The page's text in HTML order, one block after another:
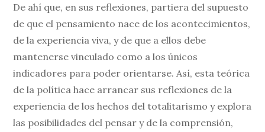
De ahí que, en sus reflexiones, partiera del supuesto
de que el pensamiento nace de los acontecimientos,
de la experiencia viva, y de que a ellos debe
mantenerse vinculado como a los únicos
indicadores para poder orientarse. Así, esta teórica
de la política hace arrancar sus reflexiones de la
experiencia de los hechos del totalitarismo y explora
las posibilidades del pensar y de la comprensión,